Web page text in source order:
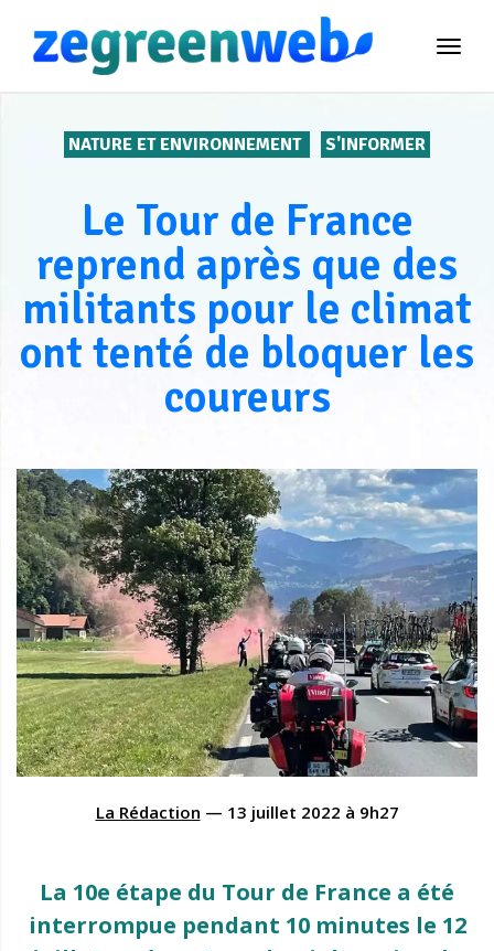
NATURE ET ENVIRONNEMENT S'INFORMER
Le Tour de France
reprend après que des
militants pour le climat
ont tenté de bloquer les
coureurs
La Rédaction — 13 juillet 2022 à 9h27
La 10e étape du Tour de France a été
interrompue pendant 10 minutes le 12